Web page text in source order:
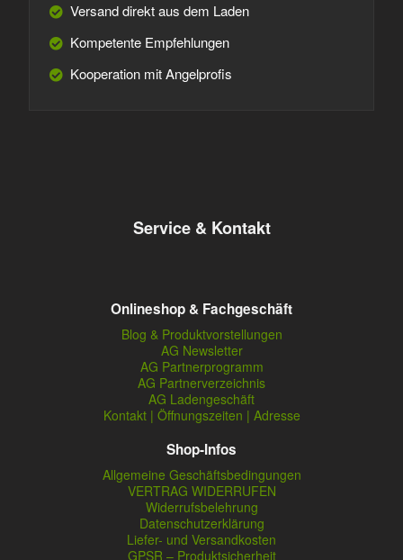
Versand direkt aus dem Laden
Kompetente Empfehlungen
Kooperation mit Angelprofis
Service & Kontakt
Onlineshop & Fachgeschäft
Blog & Produktvorstellungen
AG Newsletter
AG Partnerprogramm
AG Partnerverzeichnis
AG Ladengeschäft
Kontakt | Öffnungszeiten | Adresse
Shop-Infos
Allgemeine Geschäftsbedingungen
VERTRAG WIDERRUFEN
Widerrufsbelehrung
Datenschutzerklärung
Liefer- und Versandkosten
GPSR – Produktsicherheit